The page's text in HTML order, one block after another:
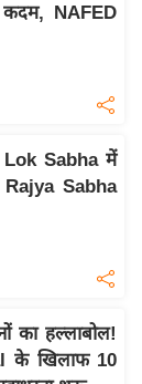
NAFED
Sabha में
Rajya Sabha
का हल्लाबोल!
के खिलाफ 10